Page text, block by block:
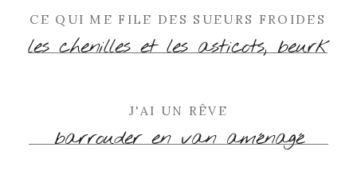
J'AI UN RÊVE
barrouder en van aménagé
CE QUI ME FILE DES SUEURS FROIDES
les chenilles et les asticots, beurk